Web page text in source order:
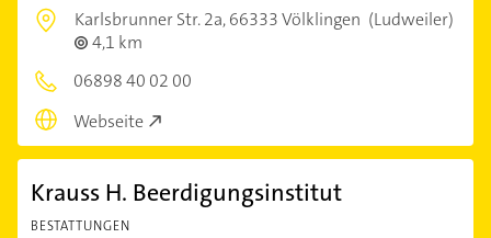
Karlsbrunner Str. 2a,66333 Völklingen (Ludweiler)
4,1 km
06898 40 02 00
Webseite
Krauss H. Beerdigungsinstitut
BESTATTUNGEN